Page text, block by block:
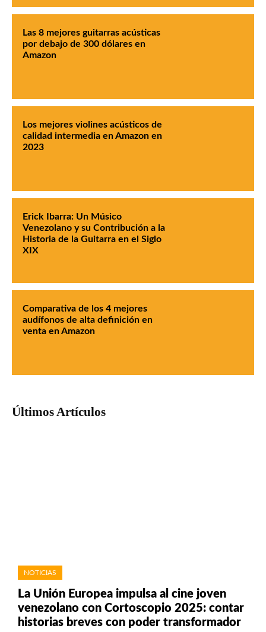
Las 8 mejores guitarras acústicas
por debajo de 300 dólares en
Amazon
Los mejores violines acústicos de
calidad intermedia en Amazon en
2023
Erick Ibarra: Un Músico
Venezolano y su Contribución a la
Historia de la Guitarra en el Siglo
XIX
Comparativa de los 4 mejores
audífonos de alta definición en
venta en Amazon
Últimos Artículos
NOTICIAS
La Unión Europea impulsa al cine joven
venezolano con Cortoscopio 2025: contar
historias breves con poder transformador